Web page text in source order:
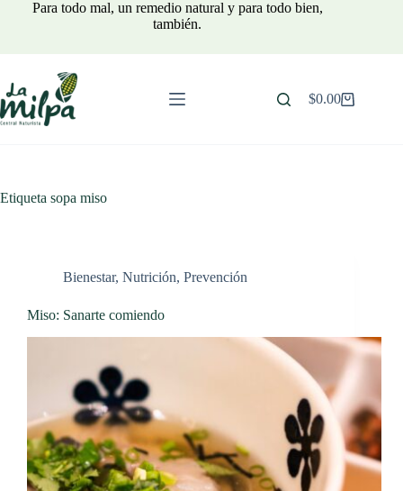
Para todo mal, un remedio natural y para todo bien,
también.
Carro
$0.00
Etiqueta sopa miso
Bienestar, Nutrición, Prevención
Miso: Sanarte comiendo